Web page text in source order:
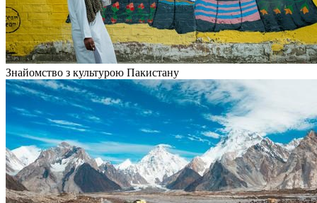
Знайомство з культурою Пакистану